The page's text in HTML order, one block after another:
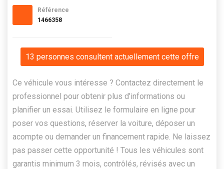
Référence
1466358
13 personnes consultent actuellement cette offre
Ce véhicule vous intéresse ? Contactez directement le
professionnel pour obtenir plus d’informations ou
planifier un essai. Utilisez le formulaire en ligne pour
poser vos questions, réserver la voiture, déposer un
acompte ou demander un financement rapide. Ne laissez
pas passer cette opportunité ! Tous les véhicules sont
garantis minimum 3 mois, contrôlés, révisés avec un